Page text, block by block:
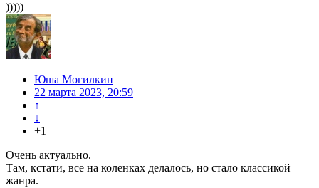
)))))
Юша Могилкин
22 марта 2023, 20:59
↑
↓
+1
Очень актуально.
Там, кстати, все на коленках делалось, но стало классикой
жанра.